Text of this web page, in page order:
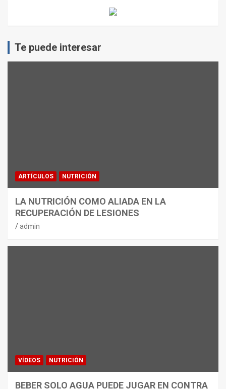
Te puede interesar
ARTÍCULOS NUTRICIÓN
LA NUTRICIÓN COMO ALIADA EN LA
RECUPERACIÓN DE LESIONES
admin
VÍDEOS NUTRICIÓN
BEBER SOLO AGUA PUEDE JUGAR EN CONTRA